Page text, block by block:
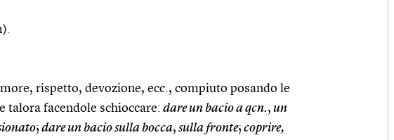
rispetto, devozione, ecc., compiuto posando le
talora facendole schioccare: dare un bacio a qcn., un
; dare un bacio sulla bocca, sulla fronte; coprire,